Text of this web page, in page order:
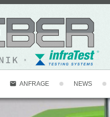
ANFRAGE NEWS